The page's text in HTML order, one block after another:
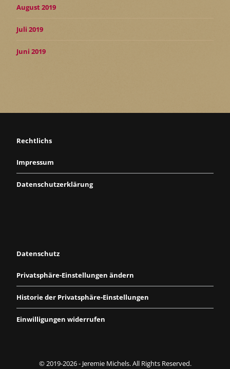
August 2019
Juli 2019
Juni 2019
Rechtlichs
Impressum
Datenschutzerklärung
Datenschutz
Privatsphäre-Einstellungen ändern
Historie der Privatsphäre-Einstellungen
Einwilligungen widerrufen
© 2019-2026 - Jeremie Michels. All Rights Reserved.